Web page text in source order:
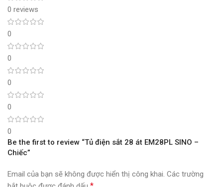
0 reviews
0
0
0
0
0
Be the first to review “Tủ điện sắt 28 át EM28PL SINO –
Chiếc”
Email của bạn sẽ không được hiển thị công khai. Các trường